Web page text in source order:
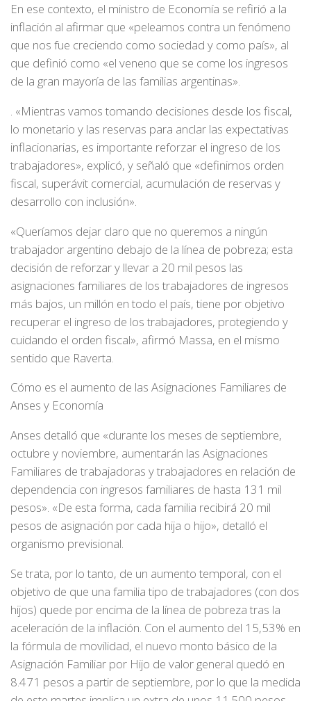
En ese contexto, el ministro de Economía se refirió a la
inflación al afirmar que «peleamos contra un fenómeno
que nos fue creciendo como sociedad y como país», al
que definió como «el veneno que se come los ingresos
de la gran mayoría de las familias argentinas».
. «Mientras vamos tomando decisiones desde los fiscal,
lo monetario y las reservas para anclar las expectativas
inflacionarias, es importante reforzar el ingreso de los
trabajadores», explicó, y señaló que «definimos orden
fiscal, superávit comercial, acumulación de reservas y
desarrollo con inclusión».
«Queríamos dejar claro que no queremos a ningún
trabajador argentino debajo de la línea de pobreza; esta
decisión de reforzar y llevar a 20 mil pesos las
asignaciones familiares de los trabajadores de ingresos
más bajos, un millón en todo el país, tiene por objetivo
recuperar el ingreso de los trabajadores, protegiendo y
cuidando el orden fiscal», afirmó Massa, en el mismo
sentido que Raverta.
Cómo es el aumento de las Asignaciones Familiares de
Anses y Economía
Anses detalló que «durante los meses de septiembre,
octubre y noviembre, aumentarán las Asignaciones
Familiares de trabajadoras y trabajadores en relación de
dependencia con ingresos familiares de hasta 131 mil
pesos». «De esta forma, cada familia recibirá 20 mil
pesos de asignación por cada hija o hijo», detalló el
organismo previsional.
Se trata, por lo tanto, de un aumento temporal, con el
objetivo de que una familia tipo de trabajadores (con dos
hijos) quede por encima de la línea de pobreza tras la
aceleración de la inflación. Con el aumento del 15,53% en
la fórmula de movilidad, el nuevo monto básico de la
Asignación Familiar por Hijo de valor general quedó en
8.471 pesos a partir de septiembre, por lo que la medida